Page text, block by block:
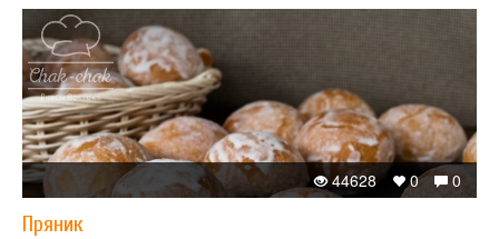
0
0
44628
Пряник